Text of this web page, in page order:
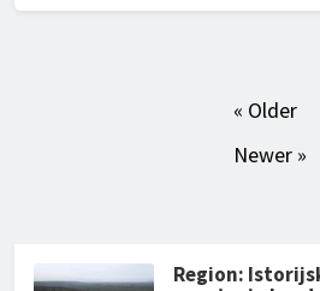
« Older
Newer »
Region: